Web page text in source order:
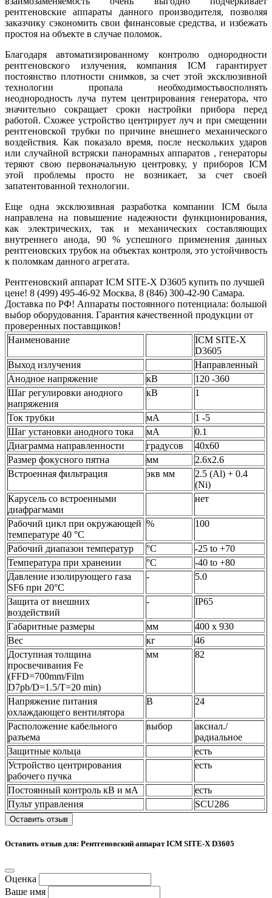
рентгеновские аппараты данного производителя, позволяя
заказчику сэкономить свои финансовые средства, и избежать
простоя на объекте в случае поломок.
Благодаря автоматизированному контролю однородности
рентгеновского излучения, компания ICM гарантирует
постоянство плотности снимков, за счет этой эксклюзивной
технологии пропала необходимостьвосполнять
неоднородность луча путем центрирования генератора, что
значительно сокращает сроки настройки прибора перед
работой. Схожее устройство центрирует луч и при смещении
рентгеновской трубки по причине внешнего механического
воздействия. Как показало время, после нескольких ударов
или случайной встряски панорамных аппаратов , генераторы
теряют свою первоначальную центровку, у приборов ICM
этой проблемы просто не возникает, за счет своей
запатентованной технологии.
Еще одна эксклюзивная разработка компании ICM была
направлена на повышение надежности функционирования,
как электрических, так и механических составляющих
внутреннего анода, 90 % успешного применения данных
рентгеновских трубок на объектах контроля, это устойчивость
к поломкам данного агрегата.
Рентгеновский аппарат ICM SITE-X D3605 купить по лучшей
цене! 8 (499) 495-46-92 Москва, 8 (846) 300-42-90 Самара.
Доставка по РФ! Аппараты постоянного потенциала: большой
выбор оборудования. Гарантия качественной продукции от
проверенных поставщиков!
Наименование
ICM SITE-X
D3605
Выход излучения
Направленный
Анодное напряжение
кВ
120 -360
Шаг регулировки анодного
напряжения
кВ 1
Ток трубки мА
1 -5
Шаг установки анодного тока
мА
0.1
Диаграмма направленности
градусов
40x60
Размер фокусного пятна
мм
2.6x2.6
Встроенная фильтрация
экв мм
2.5 (Al) + 0.4
(Ni)
Карусель со встроенными
диафрагмами
нет
Рабочий цикл при окружающей
температуре 40 °С
% 100
Рабочий диапазон температур °C
-25 to +70
Температура при хранении
°C
-40 to +80
Давление изолирующего газа
SF6 при 20°C
- 5.0
Защита от внешних
воздействий
- IP65
Габаритные размеры мм
400 x 930
Вес
кг
46
Доступная толщина
просвечивания Fe
(FFD=700mm/Film
D7pb/D=1.5/T=20 min)
мм 82
Напряжение питания
охлаждающего вентилятора
В 24
Расположение кабельного
разъема
выбор
аксиал./
радиальное
Защитные кольца
есть
Устройство центрирования
рабочего пучка
есть
Постоянный контроль кВ и мА
есть
Пульт управления
SCU286
Оставить отзыв
Оставить отзыв для: Рентгеновский аппарат ICM SITE-X D3605
Оценка
Ваше имя